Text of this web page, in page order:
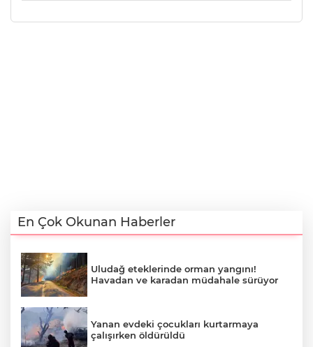
En Çok Okunan Haberler
Uludağ eteklerinde orman yangını!
Havadan ve karadan müdahale sürüyor
Yanan evdeki çocukları kurtarmaya
çalışırken öldürüldü